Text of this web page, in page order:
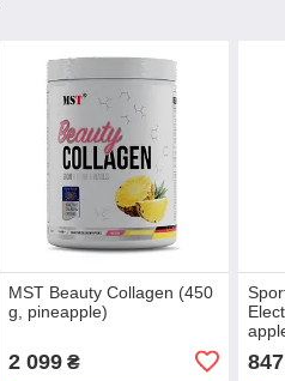
MST Beauty Collagen (450
g, pineapple)
2 099₴ 847